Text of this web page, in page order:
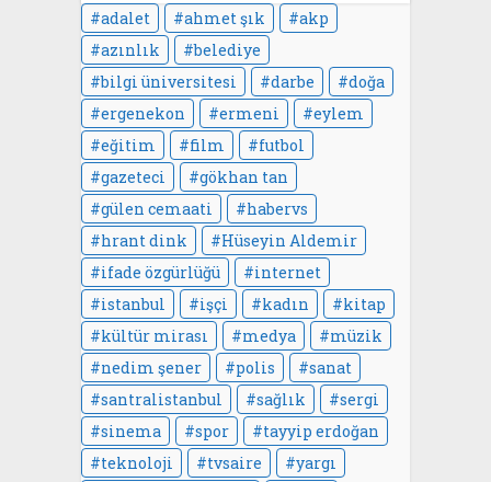
adalet ahmet şık
akp
azınlık
belediye
bilgi üniversitesi
darbe
doğa
ergenekon
ermeni
eylem
eğitim
film
futbol
gazeteci
gökhan tan
gülen cemaati
habervs
hrant dink
Hüseyin Aldemir
ifade özgürlüğü
internet
istanbul
işçi kadın
kitap
kültür mirası
medya
müzik
nedim şener
polis
sanat
santralistanbul
sağlık
sergi
sinema
spor
tayyip erdoğan
teknoloji
tvsaire
yargı